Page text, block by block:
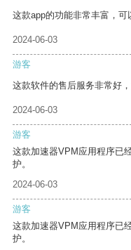
这款app的功能非常丰富，可
2024-06-03
游客
这款软件的售后服务非常好
2024-06-03
游客
这款加速器VPM应用程序已
护。
2024-06-03
游客
这款加速器VPM应用程序已
护。